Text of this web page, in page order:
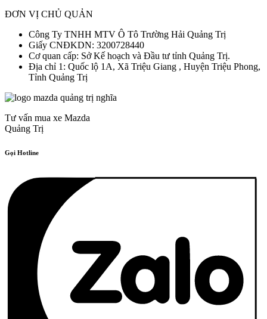
ĐƠN VỊ CHỦ QUẢN
Công Ty TNHH MTV Ô Tô Trường Hải Quảng Trị
Giấy CNĐKDN: 3200728440
Cơ quan cấp: Sở Kế hoạch và Đầu tư tỉnh Quảng Trị.
Địa chỉ 1: Quốc lộ 1A, Xã Triệu Giang , Huyện Triệu Phong,
Tỉnh Quảng Trị
Tư vấn mua xe Mazda
Quảng Trị
Gọi Hotline